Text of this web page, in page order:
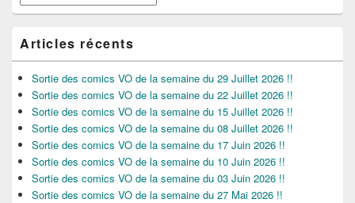
Articles récents
Sortie des comics VO de la semaine du 29 Juillet 2026 !!
Sortie des comics VO de la semaine du 22 Juillet 2026 !!
Sortie des comics VO de la semaine du 15 Juillet 2026 !!
Sortie des comics VO de la semaine du 08 Juillet 2026 !!
Sortie des comics VO de la semaine du 17 Juin 2026 !!
Sortie des comics VO de la semaine du 10 Juin 2026 !!
Sortie des comics VO de la semaine du 03 Juin 2026 !!
Sortie des comics VO de la semaine du 27 Mai 2026 !!